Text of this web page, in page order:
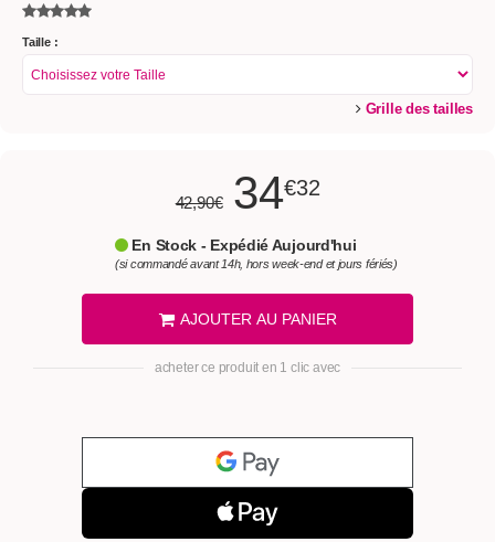
Taille :
Grille des tailles
42,90€ 34€32
En Stock - Expédié Aujourd'hui
(si commandé avant 14h, hors week-end et jours fériés)
AJOUTER AU PANIER
acheter ce produit en 1 clic avec